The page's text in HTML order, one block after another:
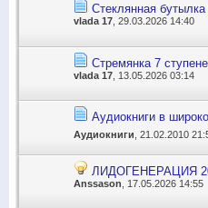
Стеклянная
vlada 17 , 29.03.2026 14:40
Стремянка 7
vlada 17 , 13.05.2026 03:14
Аудиокниги в
Аудиокниги , 21.02.2010
ЛИДОГЕНЕРАЦИЯ
Anssason , 17.05.2026 14:55